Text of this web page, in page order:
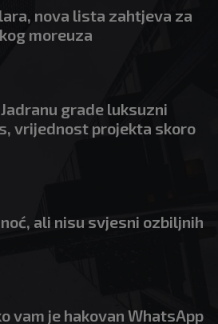
nova lista zahtjeva za
moreuza
grade luksuzni
vrijednost projekta skoro
ali nisu svjesni ozbiljnih
vam je hakovan WhatsApp